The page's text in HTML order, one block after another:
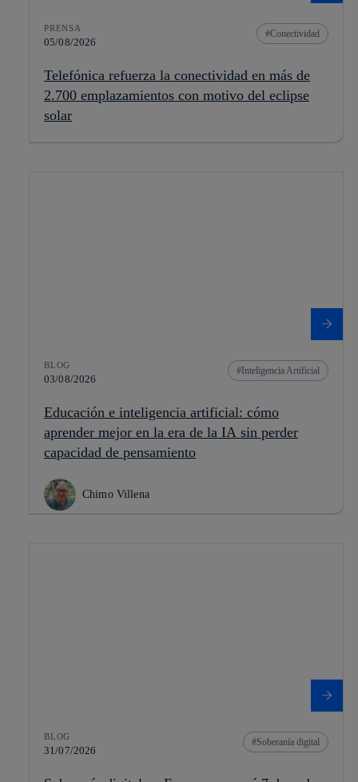
PRENSA
05/08/2026
Conectividad
Telefónica refuerza la conectividad en más de
2.700 emplazamientos con motivo del eclipse
solar
BLOG
03/08/2026
Inteligencia Artificial
Educación e inteligencia artificial: cómo
aprender mejor en la era de la IA sin perder
capacidad de pensamiento
Chimo Villena
BLOG
31/07/2026
Soberanía digital